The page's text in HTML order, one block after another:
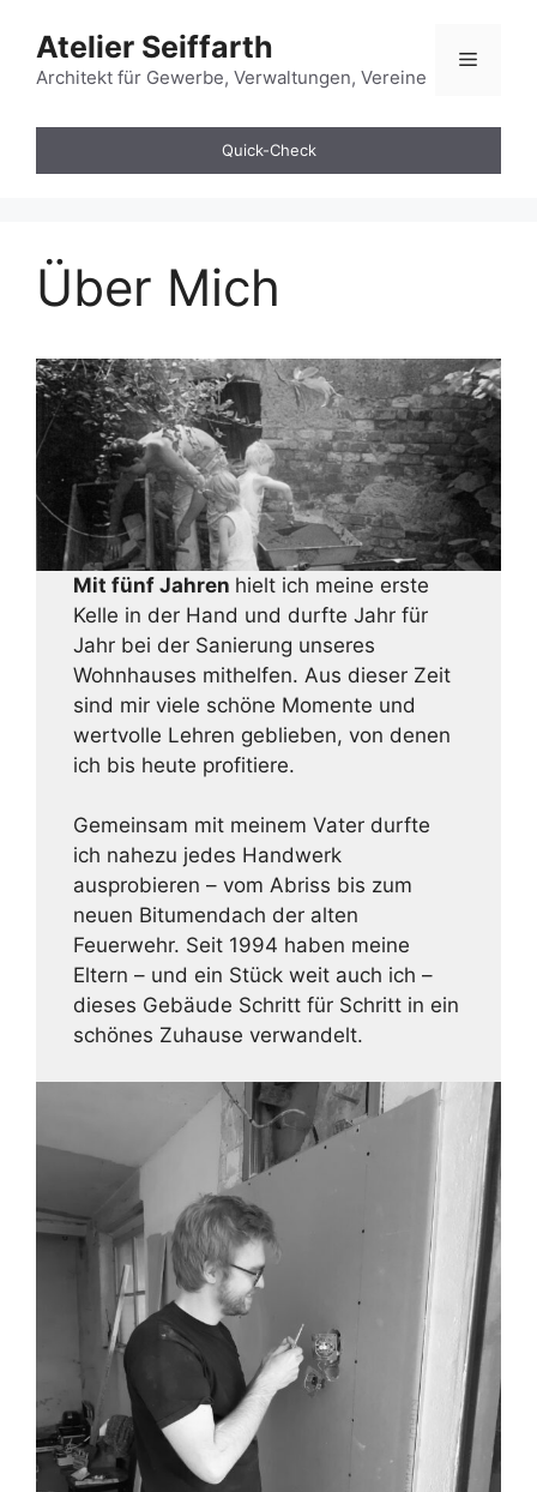
Inhalt
springen
Atelier Seiffarth
Architekt für Gewerbe, Verwaltungen, Vereine
Menü
Quick-Check
Über Mich
Mit fünf Jahren hielt ich meine erste
Kelle in der Hand und durfte Jahr für
Jahr bei der Sanierung unseres
Wohnhauses mithelfen. Aus dieser Zeit
sind mir viele schöne Momente und
wertvolle Lehren geblieben, von denen
ich bis heute profitiere.
Gemeinsam mit meinem Vater durfte
ich nahezu jedes Handwerk
ausprobieren – vom Abriss bis zum
neuen Bitumendach der alten
Feuerwehr. Seit 1994 haben meine
Eltern – und ein Stück weit auch ich –
dieses Gebäude Schritt für Schritt in ein
schönes Zuhause verwandelt.